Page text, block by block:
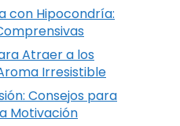
con Hipocondría:
Atraer a los
Irresistible
Consejos para
Motivación